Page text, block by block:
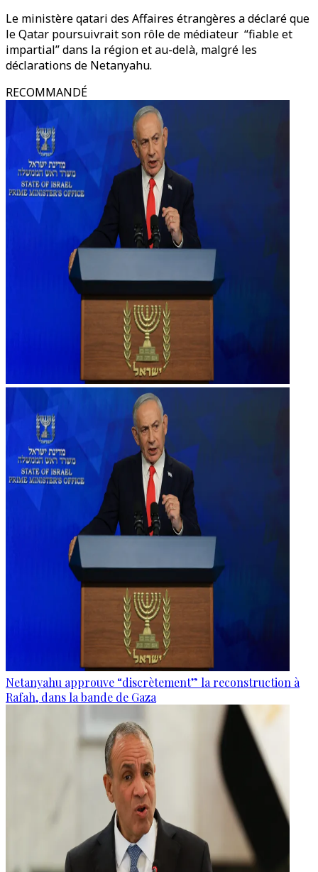
Le ministère qatari des Affaires étrangères a déclaré que
le Qatar poursuivrait son rôle de médiateur “fiable et
impartial” dans la région et au-delà, malgré les
déclarations de Netanyahu.
RECOMMANDÉ
Netanyahu approuve “discrètement” la reconstruction à
Rafah, dans la bande de Gaza